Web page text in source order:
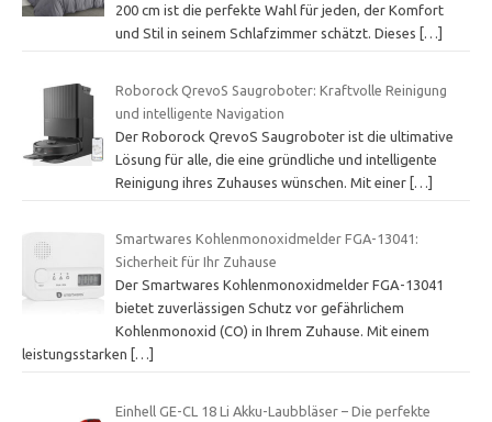
200 cm ist die perfekte Wahl für jeden, der Komfort
und Stil in seinem Schlafzimmer schätzt. Dieses
[…]
Roborock QrevoS Saugroboter: Kraftvolle Reinigung
und intelligente Navigation
Der Roborock QrevoS Saugroboter ist die ultimative
Lösung für alle, die eine gründliche und intelligente
Reinigung ihres Zuhauses wünschen. Mit einer […]
Smartwares Kohlenmonoxidmelder FGA-13041:
Sicherheit für Ihr Zuhause
Der Smartwares Kohlenmonoxidmelder FGA-13041
bietet zuverlässigen Schutz vor gefährlichem
Kohlenmonoxid (CO) in Ihrem Zuhause. Mit einem
leistungsstarken
[…]
Einhell GE-CL 18 Li Akku-Laubbläser – Die perfekte